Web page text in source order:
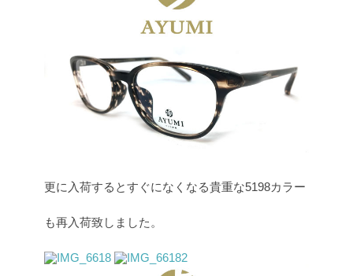
更に入荷するとすぐになくなる貴重な5198カラー
も再入荷致しました。